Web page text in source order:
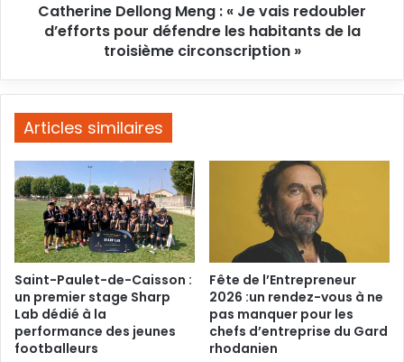
pour
défendre
troisième
circonscription
»
Catherine Dellong Meng : « Je vais redoubler
d’efforts pour défendre les habitants de la
troisième circonscription »
Articles similaires
Saint-Paulet-de-Caisson :
un premier stage Sharp
Lab dédié à la
performance des jeunes
footballeurs
Fête de l’Entrepreneur
2026 :un rendez-vous à ne
pas manquer pour les
chefs d’entreprise du Gard
rhodanien